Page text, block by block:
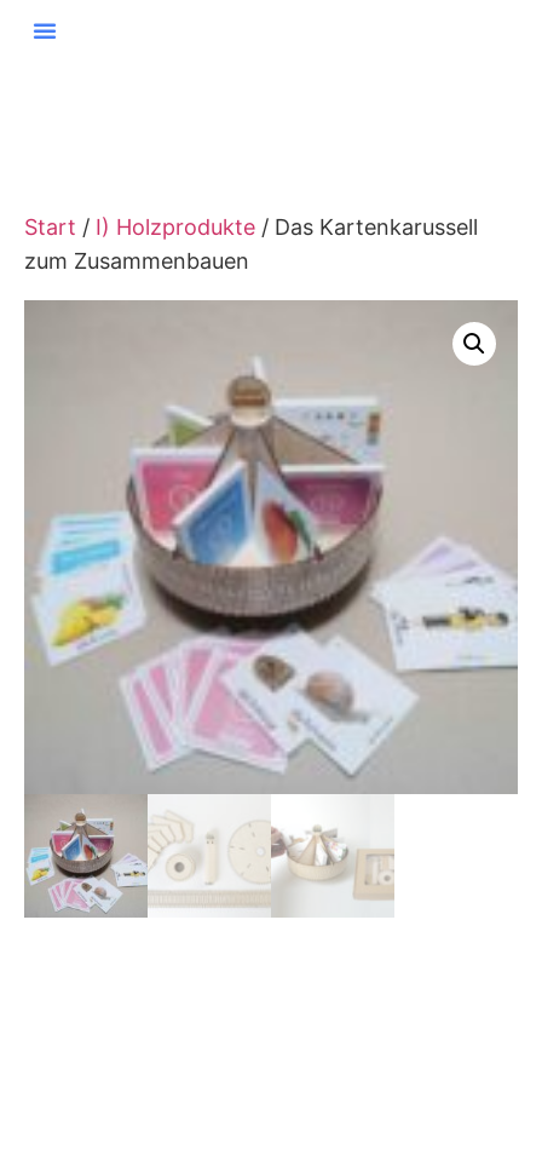
Start / I) Holzprodukte / Das Kartenkarussell
zum Zusammenbauen